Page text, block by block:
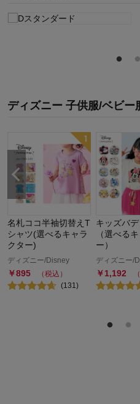
ディズニー 子供服/ベビー
名札ココ半袖切替えT
シャツ(選べるキャラ
クター)
ディズニー/Disney
￥895
（税込）
(131 )
キッズバ
（選べる
ー）
ディズニー/
￥1,192